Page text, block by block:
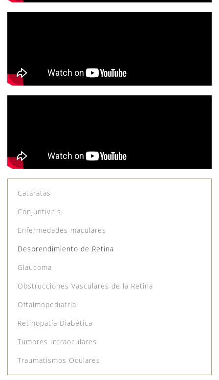
Cataratas
Conjuntivitis
Enfermedades maculares
Desprendimiento de Retina
Glaucoma
Obstrucciones Vasculares de la Retina
Oftalmopediatría
Retinopatía Diabética
Tumores Intraoculares
Traumatismos Oculares